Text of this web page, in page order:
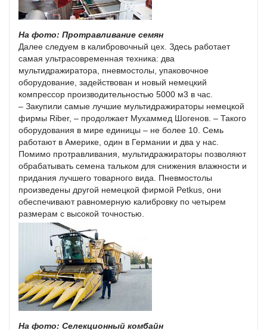
На фото: Протравливание семян
Далее следуем в калибровочный цех. Здесь работает
самая ультрасовременная техника: два
мультидражиратора, пневмостолы, упаковочное
оборудование, задействован и новый немецкий
компрессор производительностью 5000 м3 в час.
– Закупили самые лучшие мультидражираторы немецкой
фирмы Riber, – продолжает Мухаммед Шогенов. – Такого
оборудования в мире единицы – не более 10. Семь
работают в Америке, один в Германии и два у нас.
Помимо протравливания, мультидражираторы позволяют
обрабатывать семена тальком для снижения влажности и
придания лучшего товарного вида. Пневмостолы
произведены другой немецкой фирмой Petkus, они
обеспечивают равномерную калибровку по четырем
размерам с высокой точностью.
На фото: Селекционный комбайн